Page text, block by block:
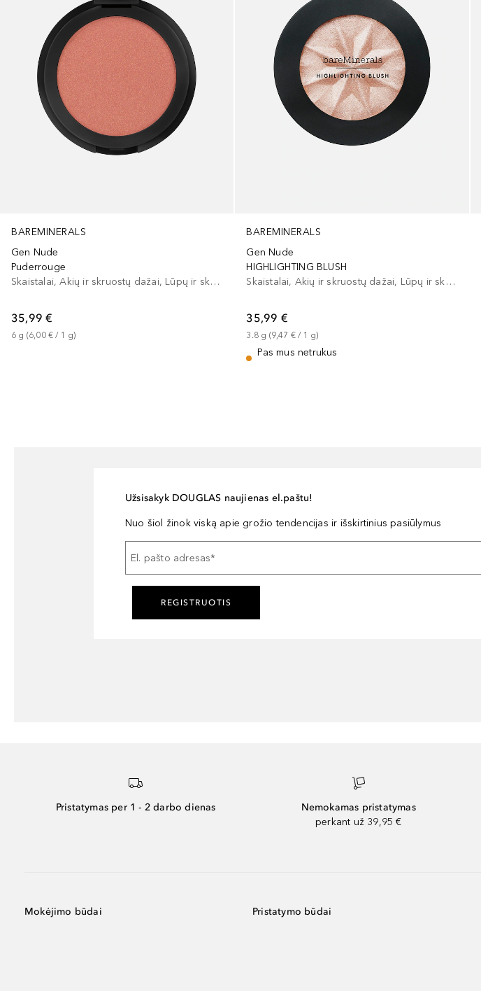
BAREMINERALS
Gen Nude
Puderrouge
Skaistalai, Akių ir skruostų dažai, Lūpų ir skruostų dažai
35,99 €
6 g (6,00 € / 1 g)
BAREMINERALS
Gen Nude
HIGHLIGHTING BLUSH
Skaistalai, Akių ir skruostų dažai, Lūpų ir skruostų dažai
35,99 €
3.8 g (9,47 € / 1 g)
Pas mus netrukus
Užsisakyk DOUGLAS naujienas el.paštu!
Nuo šiol žinok viską apie grožio tendencijas ir išskirtinius pasiūlymus
El. pašto adresas*
REGISTRUOTIS
Pristatymas per 1 - 2 darbo dienas
Nemokamas pristatymas
perkant už 39,95 €
Mokėjimo būdai Pristatymo būdai